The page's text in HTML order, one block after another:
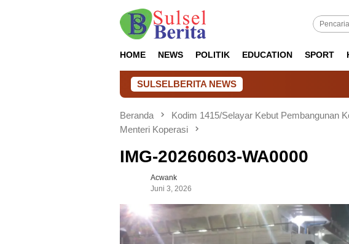
HOME NEWS POLITIK EDUCATION SPORT
SULSELBERITA NEWS
Beranda
Kodim 1415/Selayar Kebut Pembangunan
Menteri Koperasi
IMG-20260603-WA0000
Acwank
Juni 3, 2026